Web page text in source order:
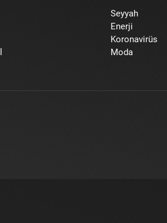
Seyyah
Enerji
Koronavirüs
Moda